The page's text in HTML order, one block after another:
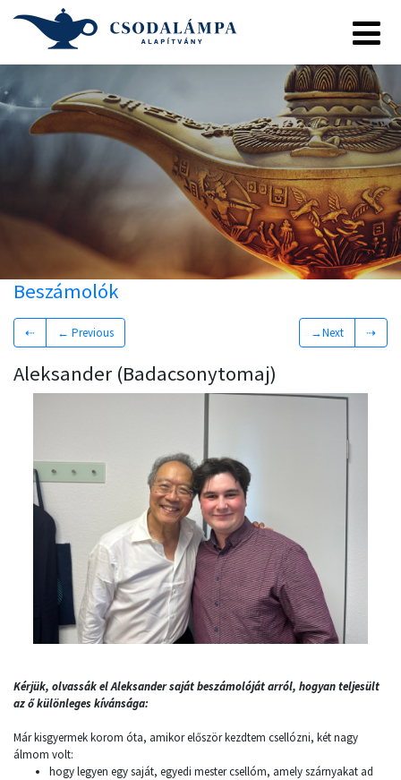
Beszámolók
⇠ ← Previous →Next ⇢
Aleksander (Badacsonytomaj)
Kérjük, olvassák el Aleksander saját beszámolóját arról, hogyan teljesült
az ő különleges kívánsága:
Már kisgyermek korom óta, amikor először kezdtem csellózni, két nagy
álmom volt:
hogy legyen egy saját, egyedi mester csellóm, amely szárnyakat ad